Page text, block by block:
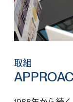
取組